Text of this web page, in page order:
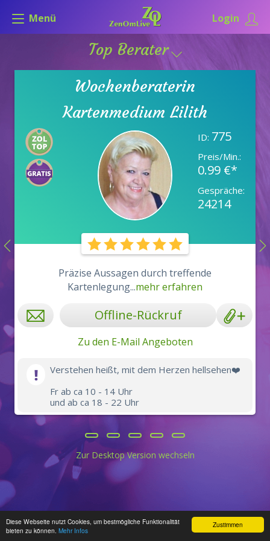
Zustimmen
Diese Webseite nutzt Cookies, um bestmögliche Funktionalität
bieten zu können. Mehr Infos
Menü Login
Top Berater
Wochenberaterin
Kartenmedium Lilith
ID: 775
Preis/Min.:
0.99 €*
Gespräche:
24214
Präzise Aussagen durch treffende
Kartenlegung...mehr erfahren
Offline-Rückruf
Zu den E-Mail Angeboten
Verstehen heißt, mit dem Herzen hellsehen❤️
Fr ab ca 10 - 14 Uhr
und ab ca 18 - 22 Uhr
Zur Desktop Version wechseln